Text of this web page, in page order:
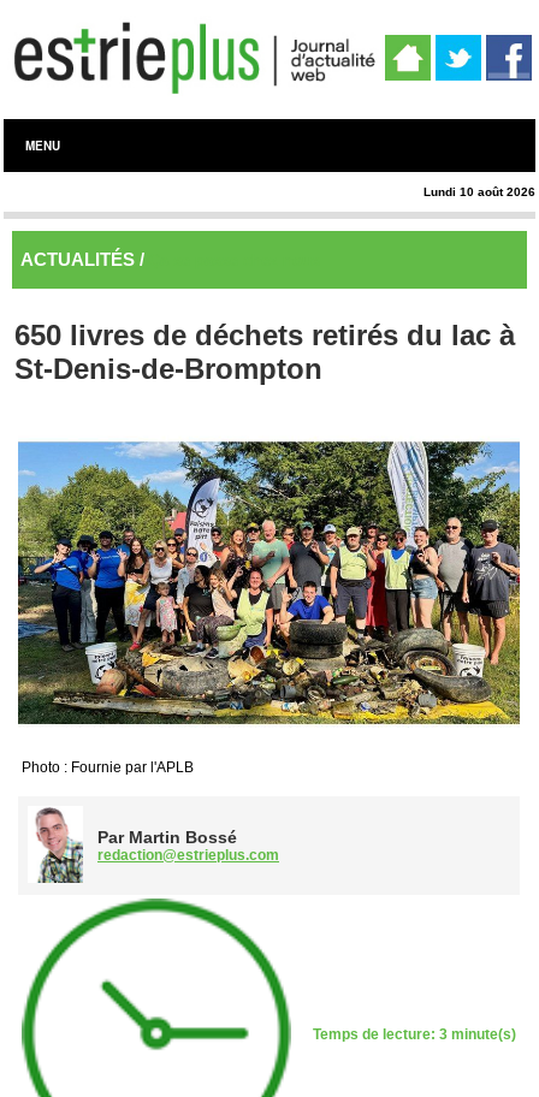
MENU
Lundi 10 août 2026
ACTUALITÉS /
650 livres de déchets retirés du lac à
St-Denis-de-Brompton
Photo : Fournie par l'APLB
Par Martin Bossé
redaction@estrieplus.com
Temps de lecture: 3 minute(s)